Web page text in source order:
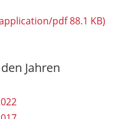
pdf 88.1 KB)
Jahren